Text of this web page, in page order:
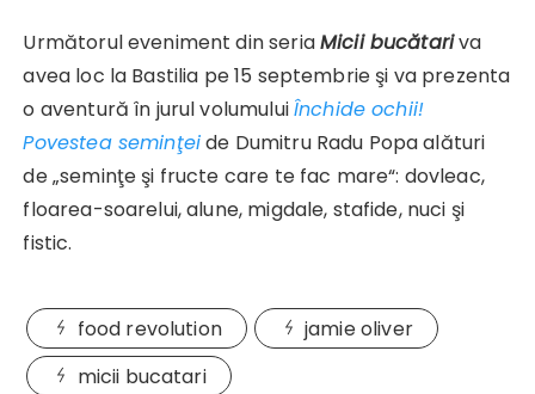
Următorul eveniment din seriaMicii bucătariva
avea loc la Bastilia pe 15 septembrie şi va prezenta
o aventură în jurul volumuluiÎnchide ochii!
Povestea seminţeide Dumitru Radu Popa alături
de „seminţe şi fructe care te fac mare“: dovleac,
floarea-soarelui, alune, migdale, stafide, nuci şi
fistic.
food revolution
jamie oliver
micii bucatari